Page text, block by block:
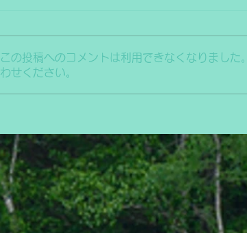
この投稿へのコメントは利用できなくなりました
わせください。